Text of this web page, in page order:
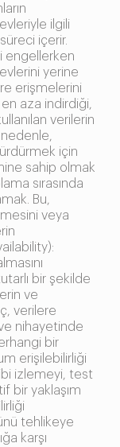
ilgili
içerir.
engellerken
yerine
erişmelerini
aza indirdiği,
verilerin
için
sahip olmak
sırasında
Bu,
veya
bir şekilde
ve
verilere
nihayetinde
bir
erişilebilirliği
izlemeyi, test
bir yaklaşım
tehlikeye
karşı